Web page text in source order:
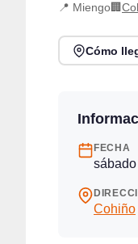
📍 Miengo🏢
Cómo
FECHA
Cohiño